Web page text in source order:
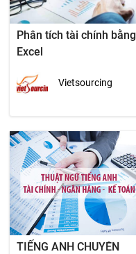
Phân tích tài chính bằng
Excel
Vietsourcing
TIẾNG ANH CHUYÊN